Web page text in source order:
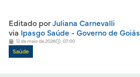
Editado porJuliana Carnevalli
via
Ipasgo Saúde - Governo de Goiás
12 de maio de 2026 07:00
Saúde